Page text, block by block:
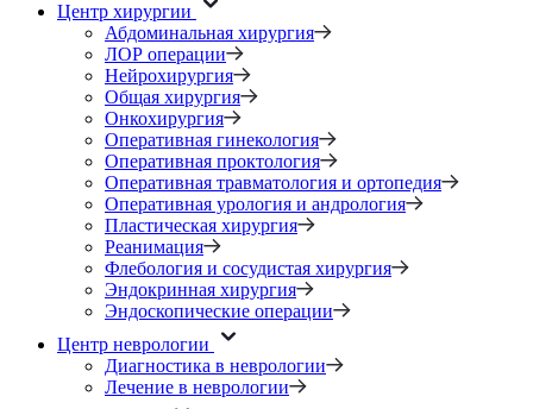
Центр хирургии
Абдоминальная хирургия
ЛОР операции
Нейрохирургия
Общая хирургия
Онкохирургия
Оперативная гинекология
Оперативная проктология
Оперативная травматология и ортопедия
Оперативная урология и андрология
Пластическая хирургия
Реанимация
Флебология и сосудистая хирургия
Эндокринная хирургия
Эндоскопические операции
Центр неврологии
Диагностика в неврологии
Лечение в неврологии